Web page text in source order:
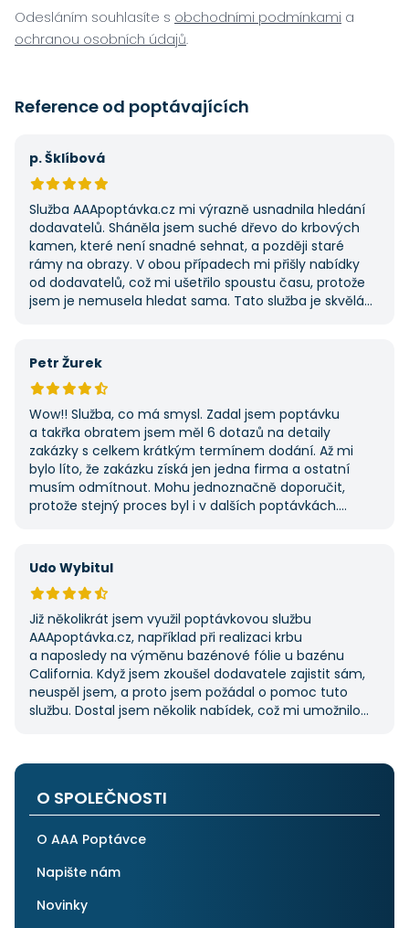
Odesláním souhlasíte s obchodními podmínkami a
ochranou osobních údajů.
Reference od poptávajících
p. Šklíbová
Služba AAApoptávka.cz mi výrazně usnadnila hledání
dodavatelů. Sháněla jsem suché dřevo do krbových
kamen, které není snadné sehnat, a později staré
rámy na obrazy. V obou případech mi přišly nabídky
od dodavatelů, což mi ušetřilo spoustu času, protože
jsem je nemusela hledat sama. Tato služba je skvělá
Petr Žurek
Wow!! Služba, co má smysl. Zadal jsem poptávku
a takřka obratem jsem měl 6 dotazů na detaily
zakázky s celkem krátkým termínem dodání. Až mi
bylo líto, že zakázku získá jen jedna firma a ostatní
musím odmítnout. Mohu jednoznačně doporučit,
protože stejný proces byl i v dalších poptávkách.
Udo Wybitul
Již několikrát jsem využil poptávkovou službu
AAApoptávka.cz, například při realizaci krbu
a naposledy na výměnu bazénové fólie u bazénu
California. Když jsem zkoušel dodavatele zajistit sám,
neuspěl jsem, a proto jsem požádal o pomoc tuto
službu. Dostal jsem několik nabídek, což mi umožnilo
i ostatním.
O SPOLEČNOSTI
O AAA Poptávce
Napište nám
Novinky